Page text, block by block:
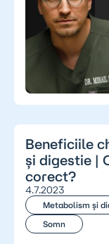
Beneficiile
și digestie |
corect?
4.7.2023
Metabolism și
Somn